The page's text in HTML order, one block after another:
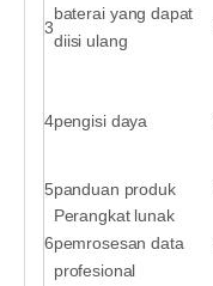
3
baterai yang dapat
diisi ulang
4pengisi daya
5panduan produk
6
Perangkat lunak
pemrosesan data
profesional